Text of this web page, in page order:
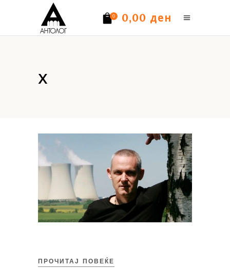
0 0,00 ден
х
ПРОЧИТАЈ ПОВЕЌЕ